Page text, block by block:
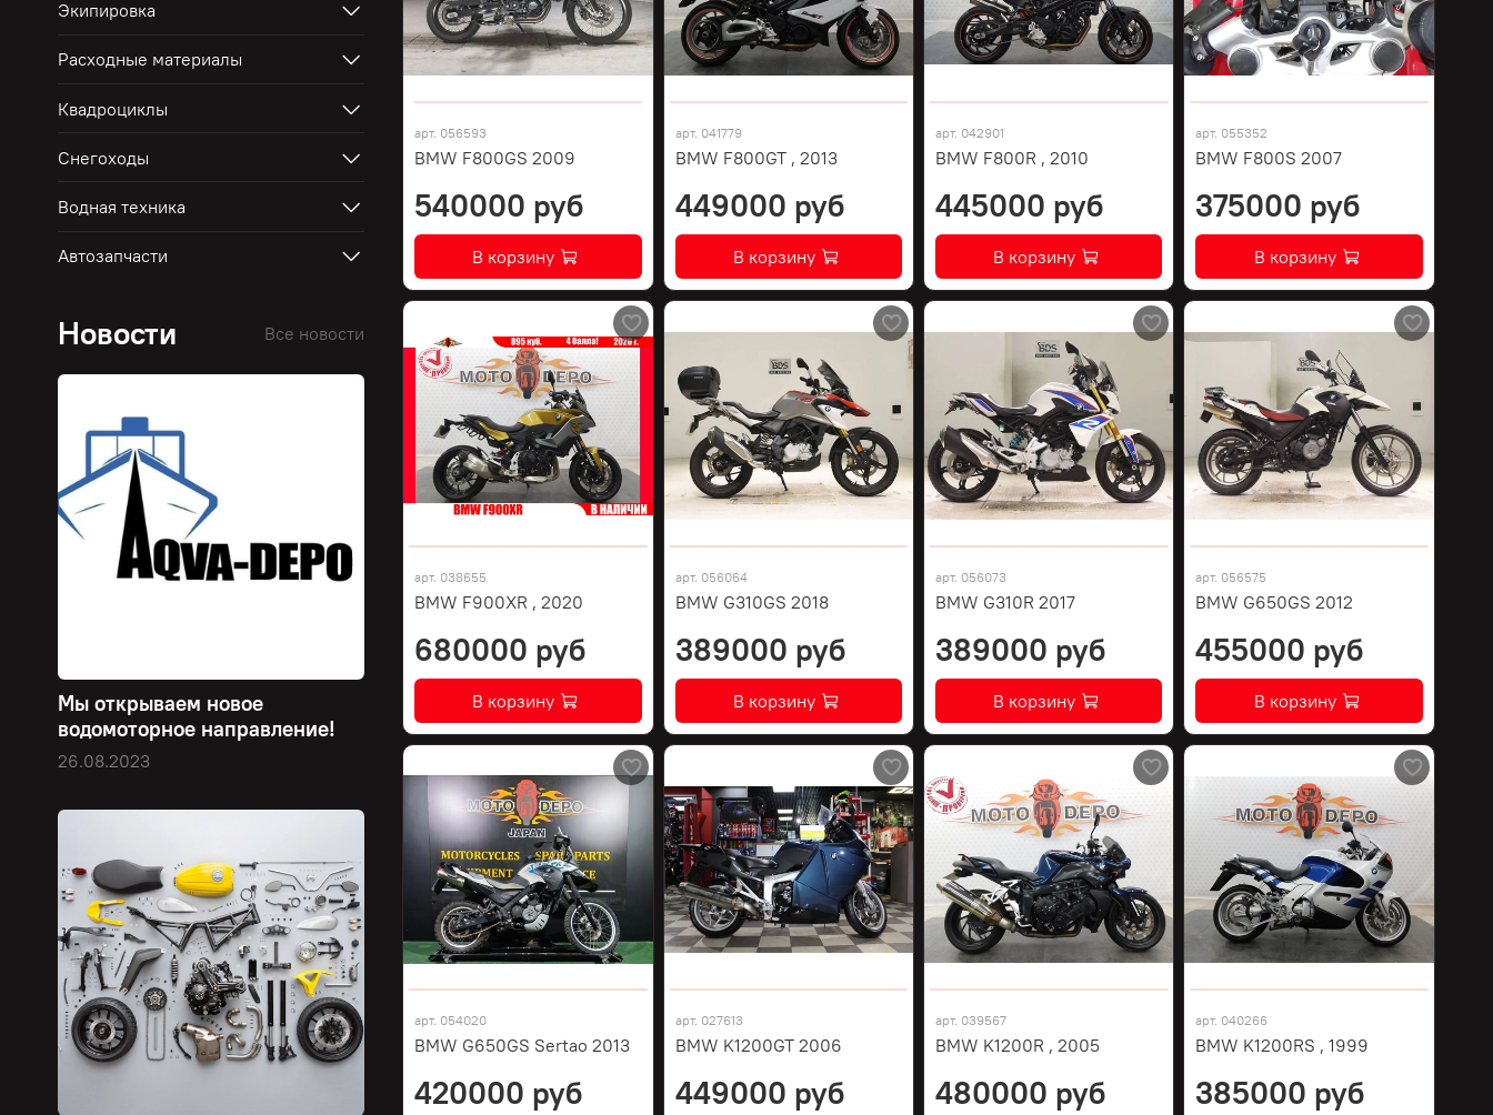
арт. 056593
BMW F800GS 2009
540000 руб
В корзину
арт. 041779
BMW F800GT , 2013
449000 руб
В корзину
арт. 042901
BMW F800R , 2010
445000 руб
В корзину
арт. 055352
BMW F800S 2007
375000 руб
В корзину
арт. 038655
BMW F900XR , 2020
680000 руб
В корзину
арт. 056064
BMW G310GS 2018
389000 руб
В корзину
арт. 056073
BMW G310R 2017
389000 руб
В корзину
арт. 056575
BMW G650GS 2012
455000 руб
В корзину
арт. 054020
BMW G650GS Sertao 2013
420000 руб
арт. 027613
BMW K1200GT 2006
449000 руб
арт. 039567
BMW K1200R , 2005
480000 руб
арт. 040266
BMW K1200RS , 1999
385000 руб
Экипировка
Расходные материалы
Квадроциклы
Снегоходы
Водная техника
Автозапчасти
Новости Все новости
Мы открываем новое
водомоторное направление!
26.08.2023